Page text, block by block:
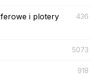
i plotery
436
5073
918